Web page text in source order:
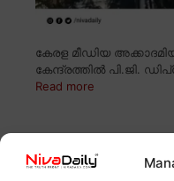
കേരള മീഡിയ
കേന്ദ്രത്തിൽ പി.ജി.
Read more
കോഴ്സിലേക്ക്